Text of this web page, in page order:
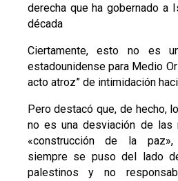
derecha que ha gobernado a
década
Ciertamente, esto no es
estadounidense para Medio
acto atroz” de intimidación
Pero destacó que, de hecho,
no es una desviación de las
«construcción de la paz»,
siempre se puso del lado
palestinos y no